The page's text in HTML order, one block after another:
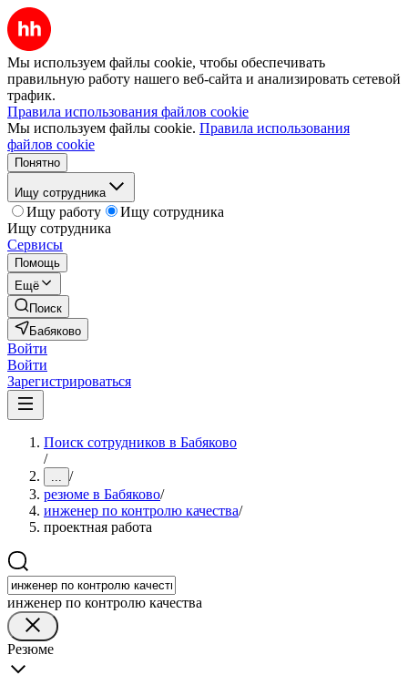
Мы используем файлы cookie, чтобы обеспечивать
правильную работу нашего веб-сайта и анализировать сетевой
трафик.
Правила использования файлов cookie
Мы используем файлы cookie. Правила использования
файлов cookie
Понятно
Ищу сотрудника
Ищу работу
Ищу сотрудника
Ищу сотрудника
Сервисы
Помощь
Ещё
Поиск
Бабяково
Войти
Войти
Зарегистрироваться
Поиск сотрудников в Бабяково
/
... /
резюме в Бабяково/
инженер по контролю качества/
проектная работа
инженер по контролю качества
Резюме